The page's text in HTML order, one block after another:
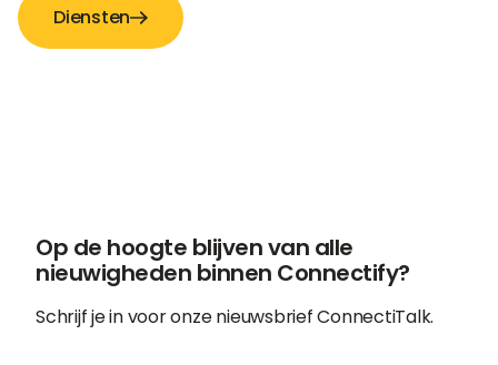
Diensten
Op de hoogte blijven van alle
nieuwigheden binnen Connectify?
Schrijf je in voor onze nieuwsbrief ConnectiTalk.